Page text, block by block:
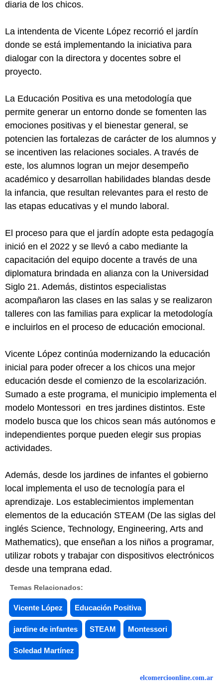
diaria de los chicos.
La intendenta de Vicente López recorrió el jardín
donde se está implementando la iniciativa para
dialogar con la directora y docentes sobre el
proyecto.
La Educación Positiva es una metodología que
permite generar un entorno donde se fomenten las
emociones positivas y el bienestar general, se
potencien las fortalezas de carácter de los alumnos y
se incentiven las relaciones sociales. A través de
este, los alumnos logran un mejor desempeño
académico y desarrollan habilidades blandas desde
la infancia, que resultan relevantes para el resto de
las etapas educativas y el mundo laboral.
El proceso para que el jardín adopte esta pedagogía
inició en el 2022 y se llevó a cabo mediante la
capacitación del equipo docente a través de una
diplomatura brindada en alianza con la Universidad
Siglo 21. Además, distintos especialistas
acompañaron las clases en las salas y se realizaron
talleres con las familias para explicar la metodología
e incluirlos en el proceso de educación emocional.
Vicente López continúa modernizando la educación
inicial para poder ofrecer a los chicos una mejor
educación desde el comienzo de la escolarización.
Sumado a este programa, el municipio implementa el
modelo Montessori en tres jardines distintos. Este
modelo busca que los chicos sean más autónomos e
independientes porque pueden elegir sus propias
actividades.
Además, desde los jardines de infantes el gobierno
local implementa el uso de tecnología para el
aprendizaje. Los establecimientos implementan
elementos de la educación STEAM (De las siglas del
inglés Science, Technology, Engineering, Arts and
Mathematics), que enseñan a los niños a programar,
utilizar robots y trabajar con dispositivos electrónicos
desde una temprana edad.
Temas Relacionados:
Vicente López Educación Positiva
jardine de infantes STEAM Montessori
Soledad Martínez
elcomercioonline.com.ar